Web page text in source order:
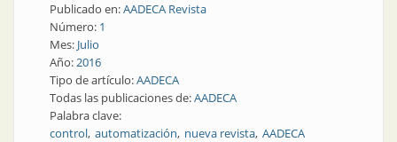
Publicado en:AADECA Revista
Número: 1
Mes: Julio
Año:2016
Tipo de artículo:AADECA
Todas las publicaciones de:AADECA
Palabra clave:
control automatización nueva revista AADECA